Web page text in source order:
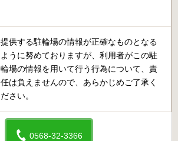
提供する駐輪場の情報が正確なものとなる
ように努めておりますが、利用者がこの駐
輪場の情報を用いて行う行為について、責
任は負えませんので、あらかじめご了承く
ださい。
0568-32-3366